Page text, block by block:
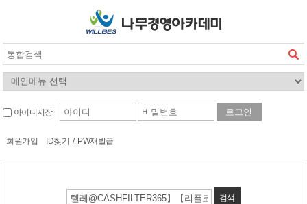
아이디저장
회원가입 ID찾기 / PW재발급
검색